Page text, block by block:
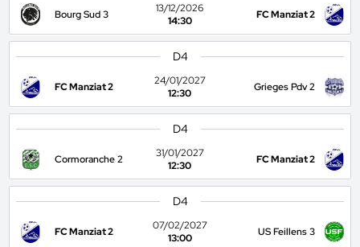
Bourg Sud 3
13/12/2026
14:30
FC Manziat 2
D4
FC Manziat 2
24/01/2027
12:30
Grieges Pdv 2
D4
Cormoranche 2
31/01/2027
12:30
FC Manziat 2
D4
FC Manziat 2
07/02/2027
13:00
US Feillens 3